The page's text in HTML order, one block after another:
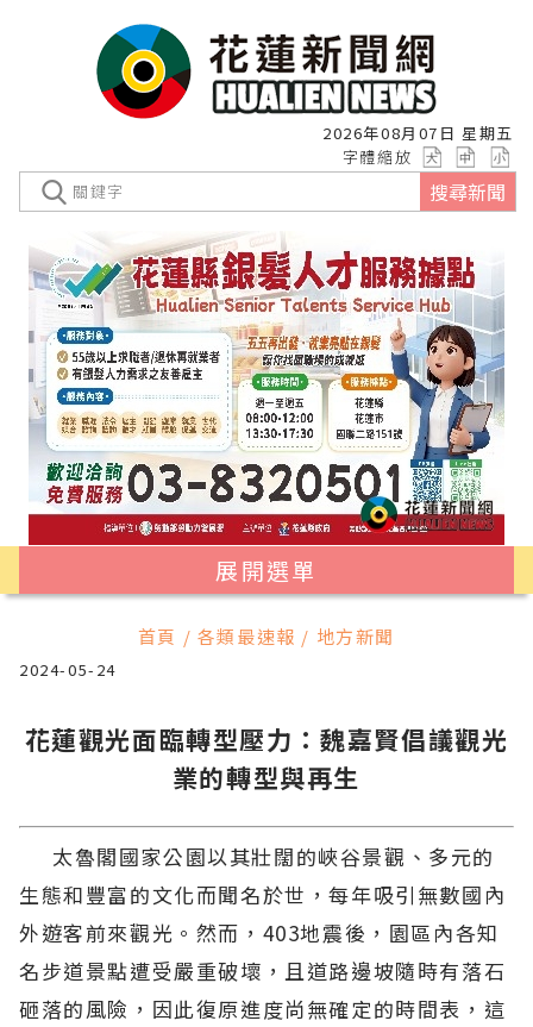
2026年08月07日 星期五
字體縮放
搜尋新聞
展開選單
首頁 / 各類最速報 / 地方新聞
2024-05-24
花蓮觀光面臨轉型壓力：魏嘉賢倡議觀光
業的轉型與再生
太魯閣國家公園以其壯闊的峽谷景觀、多元的
生態和豐富的文化而聞名於世，每年吸引無數國內
外遊客前來觀光。然而，403地震後，園區內各知
名步道景點遭受嚴重破壞，且道路邊坡隨時有落石
砸落的風險，因此復原進度尚無確定的時間表，這